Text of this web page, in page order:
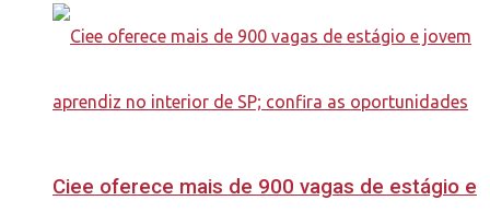
Ciee oferece mais de 900 vagas de estágio e